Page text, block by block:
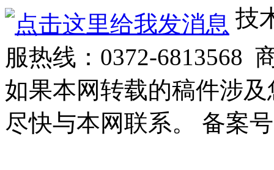
技
服热线：0372-6813568
如果本网转载的稿件涉
尽快与本网联系。 备案